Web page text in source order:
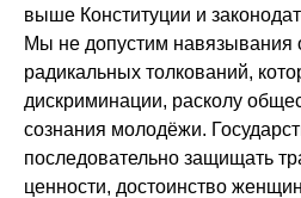
выше Конституции и
Мы не допустим навязывания
радикальных толкований,
дискриминации, расколу
сознания молодёжи.
последовательно защищать
ценности, достоинство